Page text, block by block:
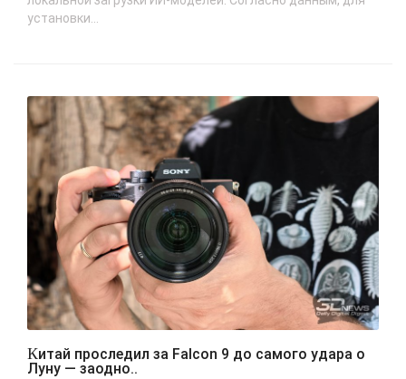
установки...
Китай проследил за Falcon 9 до самого удара о
Луну — заодно..